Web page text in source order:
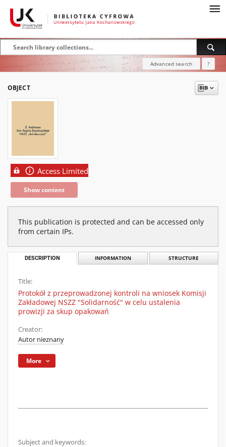
Advanced search ?
OBJECT
Access Limited
Show content
This publication is protected and can be accessed only
from certain IPs.
DESCRIPTION INFORMATION STRUCTURE
Title:
Protokół z przeprowadzonej kontroli na wniosek Komisji
Zakładowej NSZZ "Solidarność" w celu ustalenia
prowizji za skup opakowań
Creator:
Autor nieznany
More
Subject and keywords: